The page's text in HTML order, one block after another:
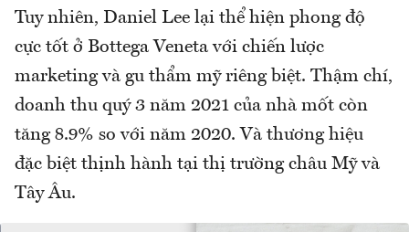
Tuy nhiên, Daniel Lee lại thể hiện phong độ
cực tốt ở Bottega Veneta với chiến lược
marketing và gu thẩm mỹ riêng biệt. Thậm chí,
doanh thu quý 3 năm 2021 của nhà mốt còn
tăng 8.9% so với năm 2020. Và thương hiệu
đặc biệt thịnh hành tại thị trường châu Mỹ và
Tây Âu.